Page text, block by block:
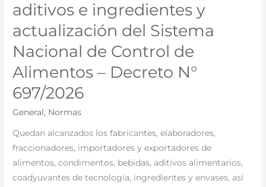
aditivos e ingredientes y
actualización del Sistema
Nacional de Control de
Alimentos – Decreto N°
697/2026
General, Normas
Quedan alcanzados los fabricantes, elaboradores,
fraccionadores, importadores y exportadores de
alimentos, condimentos, bebidas, aditivos alimentarios,
coadyuvantes de tecnología, ingredientes y envases, así
régimen
de
importación
y
de
alimentos,
aditivos
ingredientes
y
actualización
del